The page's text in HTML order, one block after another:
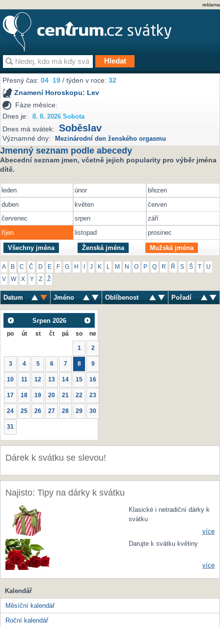
reklama
Přesný čas:04 19 / týden v roce:32
Znamení Horoskopu: Lev
Fáze měsíce:
Dnes je:
8. 8. 2026 Sobota
Dnes má svátek: Soběslav
Významné dny: Mezinárodní den ženského orgasmu
Jmenný seznam podle abecedy
Abecední seznam jmen, včetně jejich popularity pro výběr jména
dítě.
leden únor
březen
duben
květen
červen
červenec
srpen
září
říjen
listopad prosinec
Všechny jména Ženská jména Mužská jména
A B C Č D E F G H J K M N O P Q R Ř S Š U
V W X Y Z Ž
Datum Jméno Oblíbenost Pořadí
Srpen 2026
po út st čt pá so ne
1 2
3 4 5 6 7 8 9
10 11 12 13 14 15 16
17 18 19 20 21 22 23
24 25 26 27 28 29 30
31
Dárek k svátku se slevou!
Najisto: Tipy na dárky k svátku
Klasické i netradiční dárky k
svátku
více
Darujte k svátku květiny
více
Kalendář
Měsíční kalendář
Roční kalendář